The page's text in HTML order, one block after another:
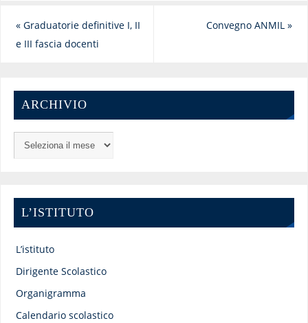
«Graduatorie definitive I, II
e III fascia docenti
Convegno ANMIL»
ARCHIVIO
L’ISTITUTO
L’istituto
Dirigente Scolastico
Organigramma
Calendario scolastico